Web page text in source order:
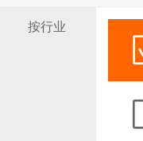
按行业